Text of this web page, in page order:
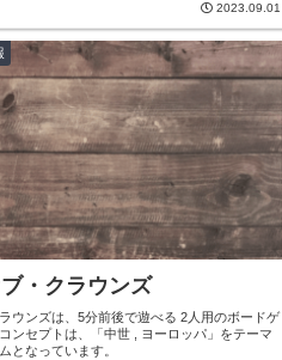
2023.09.01
・クラウンズ
ウンズは、5分前後で遊べる 2人用のボードゲ
ンセプトは、「中世 , ヨーロッパ」をテーマ
となっています。